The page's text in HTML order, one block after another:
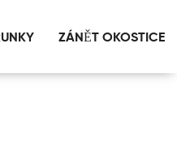
ZÁNĚT OKOSTICE